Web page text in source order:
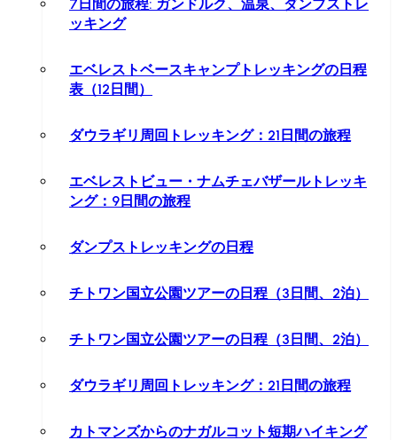
7日間の旅程: ガンドルク、温泉、ダンブストレ
ッキング
エベレストベースキャンプトレッキングの日程
表（12日間）
ダウラギリ周回トレッキング：21日間の旅程
エベレストビュー・ナムチェバザールトレッキ
ング：9日間の旅程
ダンプストレッキングの日程
チトワン国立公園ツアーの日程（3日間、2泊）
チトワン国立公園ツアーの日程（3日間、2泊）
ダウラギリ周回トレッキング：21日間の旅程
カトマンズからのナガルコット短期ハイキング